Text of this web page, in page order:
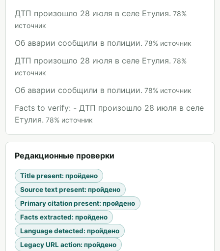
ДТП произошло 28 июля в селе Етулия. 78%
источник
Об аварии сообщили в полиции. 78% источник
ДТП произошло 28 июля в селе Етулия. 78%
источник
Об аварии сообщили в полиции. 78% источник
Facts to verify: - ДТП произошло 28 июля в селе
Етулия. 78% источник
Редакционные проверки
Title present: пройдено
Source text present: пройдено
Primary citation present: пройдено
Facts extracted: пройдено
Language detected: пройдено
Legacy URL action: пройдено